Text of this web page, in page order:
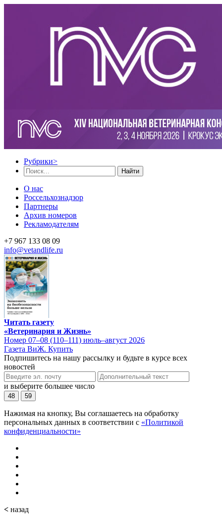
Рубрики>
Найти
О нас
Россельхознадзор
Партнеры
Архив номеров
Рекламодателям
+7 967 133 08 09
info@vetandlife.ru
Читать газету
«Ветеринария и Жизнь»
Номер 07–08 (110–111) июль–август 2026
Газета ВиЖ. Купить
Подпишитесь на нашу рассылку и будьте в курсе всех
новостей
и выберите большее число
48 59
Нажимая на кнопку, Вы соглашаетесь на обработку
персональных данных в соответствии с «Политикой
конфиденциальности»
< назад